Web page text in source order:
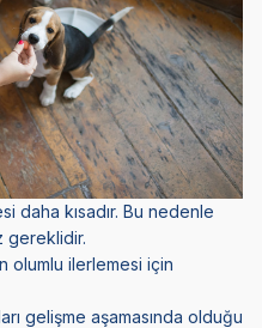
daha kısadır. Bu nedenle
gereklidir.
olumlu ilerlemesi için
gelişme aşamasında olduğu